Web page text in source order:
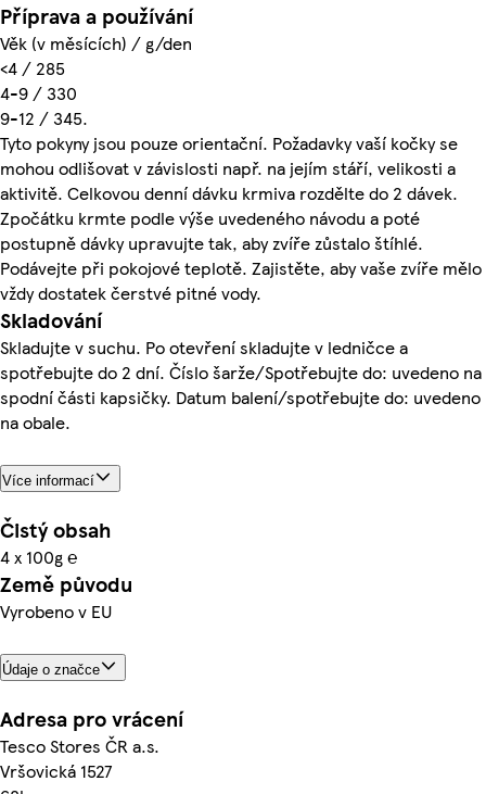
Příprava a používání
Věk (v měsících) / g/den
<4 / 285
4-9 / 330
9-12 / 345.
Tyto pokyny jsou pouze orientační. Požadavky vaší kočky se
mohou odlišovat v závislosti např. na jejím stáří, velikosti a
aktivitě. Celkovou denní dávku krmiva rozdělte do 2 dávek.
Zpočátku krmte podle výše uvedeného návodu a poté
postupně dávky upravujte tak, aby zvíře zůstalo štíhlé.
Podávejte při pokojové teplotě. Zajistěte, aby vaše zvíře mělo
vždy dostatek čerstvé pitné vody.
Skladování
Skladujte v suchu. Po otevření skladujte v ledničce a
spotřebujte do 2 dní. Číslo šarže/Spotřebujte do: uvedeno na
spodní části kapsičky. Datum balení/spotřebujte do: uvedeno
na obale.
Více informací
Čistý obsah
4 x 100g ℮
Země původu
Vyrobeno v EU
Údaje o značce
Adresa pro vrácení
Tesco Stores ČR a.s.
Vršovická 1527